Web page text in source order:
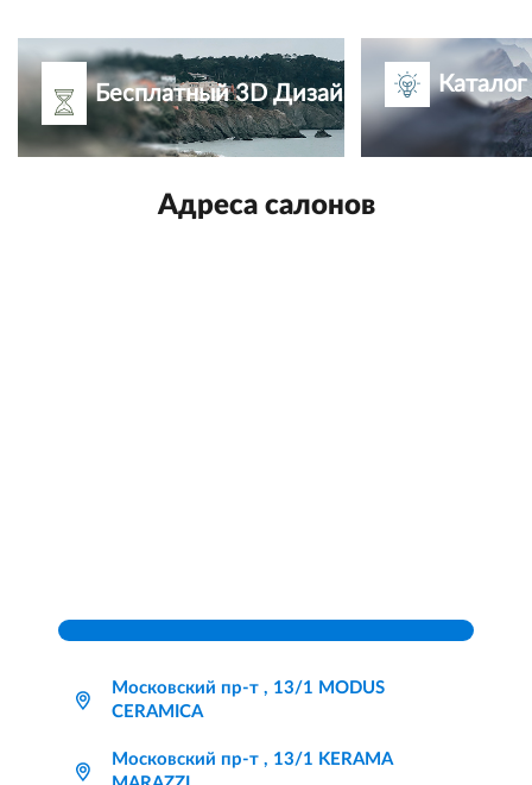
Бесплатный 3D Дизайн-проект
Адреса салонов
Московский пр-т , 13/1 MODUS
CERAMICA
Московский пр-т , 13/1 KERAMA